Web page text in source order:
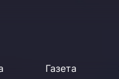
Газета